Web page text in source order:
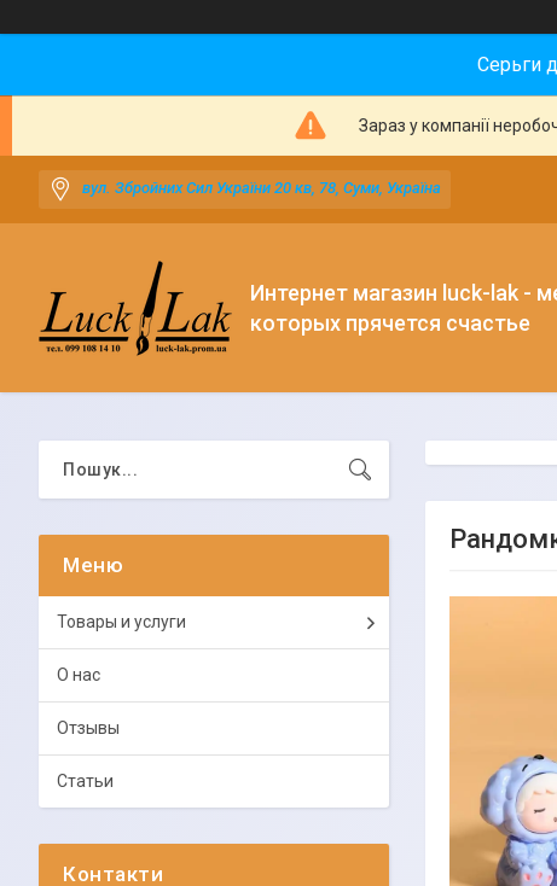
Серьги
Зараз у компанії
вул. Збройних Сил України 20 кв, 78, Суми, Україна
Интернет магазин luck-lak -
которых прячется счастье
Товары и услуги
О нас
Отзывы
Статьи